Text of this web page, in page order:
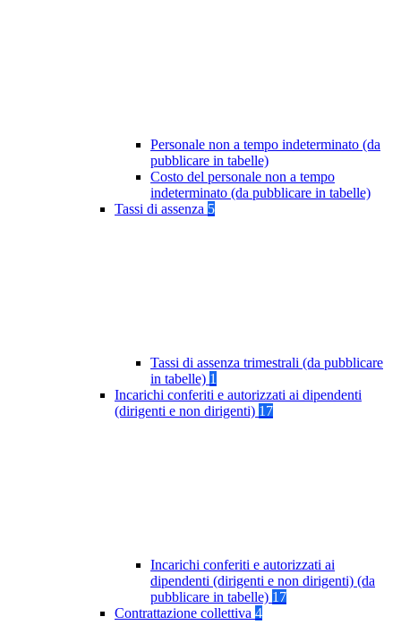
Personale non a tempo indeterminato (da
pubblicare in tabelle)
Costo del personale non a tempo
indeterminato (da pubblicare in tabelle)
Tassi di assenza 5
Tassi di assenza trimestrali (da pubblicare
in tabelle) 1
Incarichi conferiti e autorizzati ai dipendenti
(dirigenti e non dirigenti) 17
Incarichi conferiti e autorizzati ai
dipendenti (dirigenti e non dirigenti) (da
pubblicare in tabelle) 17
Contrattazione collettiva 4